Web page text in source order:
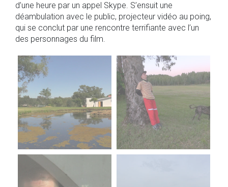
d’une heure par un appel Skype. S’ensuit une
déambulation avec le public, projecteur vidéo au poing,
qui se conclut par une rencontre terrifiante avec l’un
des personnages du film.